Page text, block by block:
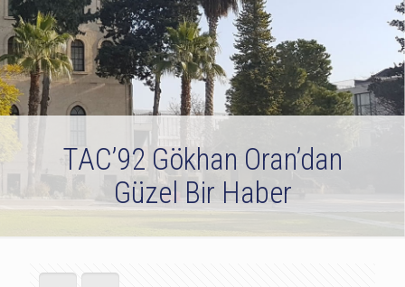
TAC’92 Gökhan Oran’dan
Güzel Bir Haber